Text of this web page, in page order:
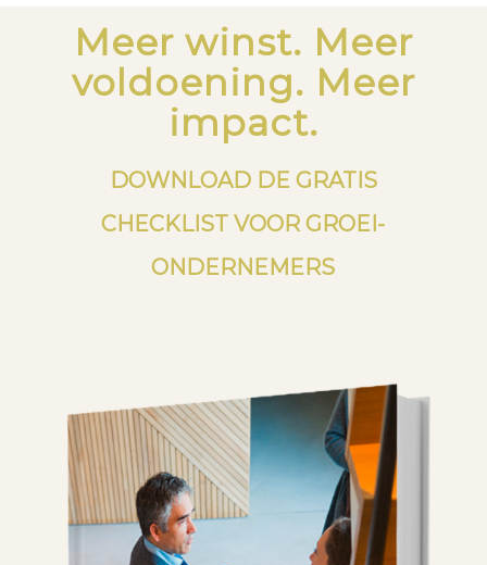
Meer winst. Meer
voldoening. Meer
impact.
DOWNLOAD DE GRATIS
CHECKLIST VOOR GROEI-
ONDERNEMERS